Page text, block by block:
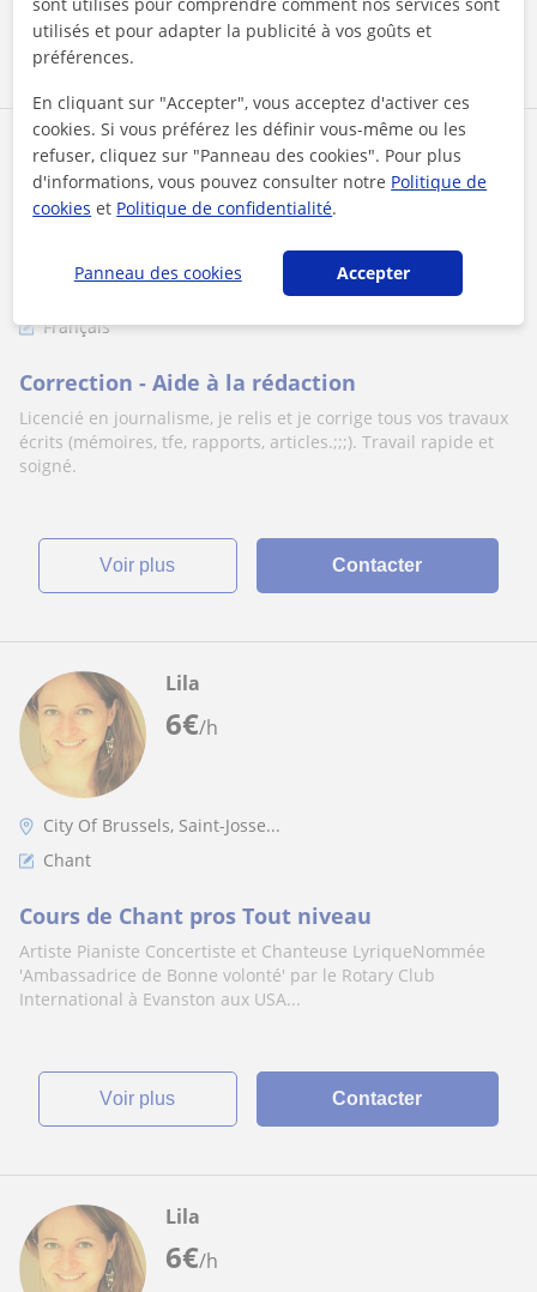
voir plus Contacter
6€ /h
Marc
Français
Correction - Aide à la rédaction
Licencié en journalisme, je relis et je corrige tous vos travaux
écrits (mémoires, tfe, rapports, articles.;;;). Travail rapide et
soigné.
voir plus Contacter
6€/h
Lila
City Of Brussels, Saint-Josse...
Chant
Cours de Chant pros Tout niveau
Artiste Pianiste Concertiste et Chanteuse LyriqueNommée
'Ambassadrice de Bonne volonté' par le Rotary Club
International à Evanston aux USA...
voir plus Contacter
6€/h
Lila
utilisés et pour adapter la publicité à vos goûts et
préférences.
En cliquant sur "Accepter", vous acceptez d'activer ces
cookies. Si vous préférez les définir vous-même ou les
refuser, cliquez sur "Panneau des cookies". Pour plus
d'informations, vous pouvez consulter notre Politique de
cookies et Politique de confidentialité.
Panneau des cookies Accepter